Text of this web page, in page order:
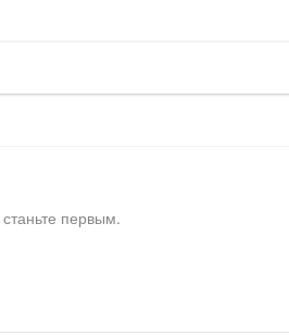
первым.